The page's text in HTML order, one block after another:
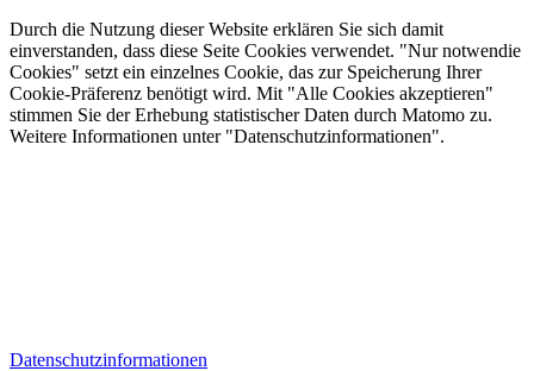
Durch die Nutzung dieser Website erklären Sie sich damit
einverstanden, dass diese Seite Cookies verwendet. "Nur notwendie
Cookies" setzt ein einzelnes Cookie, das zur Speicherung Ihrer
Cookie-Präferenz benötigt wird. Mit "Alle Cookies akzeptieren"
stimmen Sie der Erhebung statistischer Daten durch Matomo zu.
Weitere Informationen unter "Datenschutzinformationen".
Datenschutzinformationen